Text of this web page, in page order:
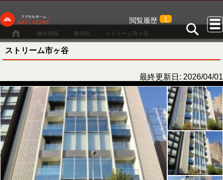
閲覧履歴 1
物件情報 新宿区 ストリーム市ヶ谷
ストリーム市ヶ谷
最終更新日: 2026/04/01